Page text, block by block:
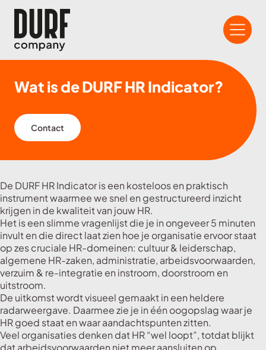
Wat is de DURF HR Indicator?
Contact
De DURF HR Indicator is een kosteloos en praktisch
instrument waarmee we snel en gestructureerd inzicht
krijgen in de kwaliteit van jouw HR.
Het is een slimme vragenlijst die je in ongeveer 5 minuten
invult en die direct laat zien hoe je organisatie ervoor staat
op zes cruciale HR-domeinen: cultuur & leiderschap,
algemene HR-zaken, administratie, arbeidsvoorwaarden,
verzuim & re-integratie en instroom, doorstroom en
uitstroom.
De uitkomst wordt visueel gemaakt in een heldere
radarweergave. Daarmee zie je in één oogopslag waar je
HR goed staat en waar aandachtspunten zitten.
Veel organisaties denken dat HR “wel loopt”, totdat blijkt
dat arbeidsvoorwaarden niet meer aansluiten op